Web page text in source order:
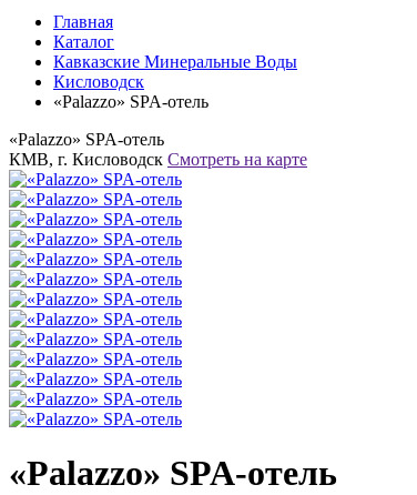
Главная
Каталог
Кавказские Минеральные Воды
Кисловодск
«Palazzo» SPA-отель
«Palazzo» SPA-отель
КМВ, г. Кисловодск Смотреть на карте
«Palazzo» SPA-отель